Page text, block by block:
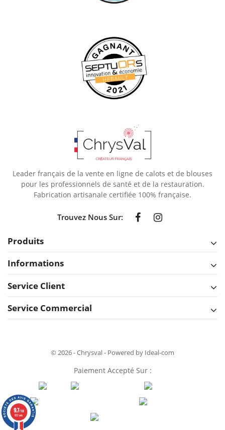
Leader français de la vente en ligne de calots et de blouses
pour les professionnels de santé et de la restauration.
Fabrication artisanale certifiée 100% française.
Trouvez Nous Sur:
Produits
Informations
Service Client
Service Commercial
© 2026 - Chrysval - Powered by Ideal-com
Paiement Accepté Sur :
9.7/10
632 avis